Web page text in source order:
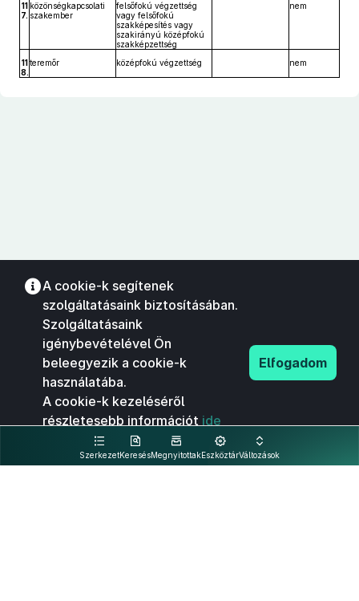
11
7.
közönségkapcsolati
szakember
felsőfokú végzettség
vagy felsőfokú
szakképesítés vagy
szakirányú középfokú
szakképzettség
nem
11
8.
teremőr középfokú végzettség nem
SzerkezetKeresésMegnyitottakEszköztárVáltozások
A cookie-k segítenek
szolgáltatásaink biztosításában.
Szolgáltatásaink
igénybevételével Ön
beleegyezik a cookie-k
használatába.
A cookie-k kezeléséről
részletesebb információt ide
kattintva olvashat.
Elfogadom